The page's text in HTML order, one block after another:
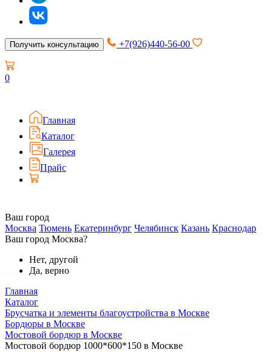
Получить консультацию +7(926)440-56-00
0
Главная
Каталог
Галерея
Прайс
Ваш город
Москва Тюмень Екатеринбург Челябинск Казань Краснодар
Ваш город Москва?
Нет, другой
Да, верно
Главная
Каталог
Брусчатка и элементы благоустройства в Москве
Бордюры в Москве
Мостовой бордюр в Москве
Мостовой бордюр 1000*600*150 в Москве